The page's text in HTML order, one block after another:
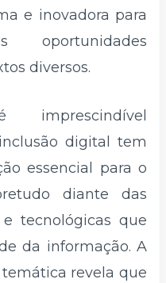
e inovadora para
diversos.
digital tem
essencial para o
diante das
tecnológicas que
da informação. A
revela que